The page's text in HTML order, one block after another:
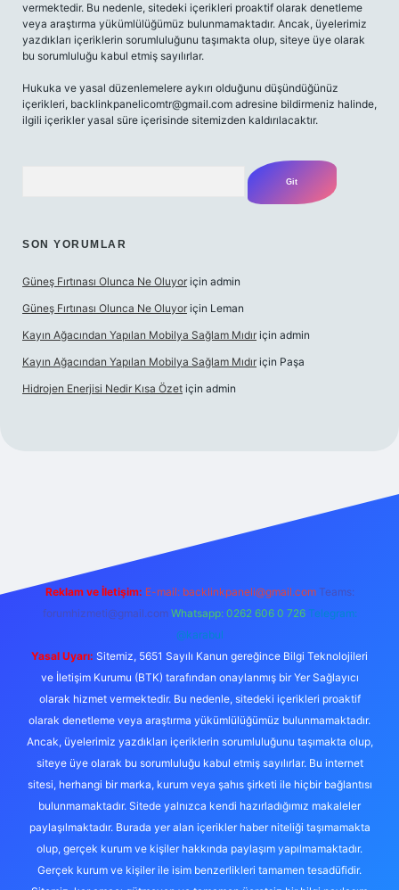
vermektedir. Bu nedenle, sitedeki içerikleri proaktif olarak denetleme
veya araştırma yükümlülüğümüz bulunmamaktadır. Ancak, üyelerimiz
yazdıkları içeriklerin sorumluluğunu taşımakta olup, siteye üye olarak
bu sorumluluğu kabul etmiş sayılırlar.
Hukuka ve yasal düzenlemelere aykırı olduğunu düşündüğünüz
içerikleri, backlinkpanelicomtr@gmail.com adresine bildirmeniz halinde,
ilgili içerikler yasal süre içerisinde sitemizden kaldırılacaktır.
SON YORUMLAR
Güneş Fırtınası Olunca Ne Oluyor için admin
Güneş Fırtınası Olunca Ne Oluyor için Leman
Kayın Ağacından Yapılan Mobilya Sağlam Mıdır için admin
Kayın Ağacından Yapılan Mobilya Sağlam Mıdır için Paşa
Hidrojen Enerjisi Nedir Kısa Özet için admin
https://
Reklam ve İletişim: E-mail: backlinkpaneli@gmail.com Teams:
forumhizmeti@gmail.com Whatsapp: 0262 606 0 726 Telegram:
@karabul
Yasal Uyarı: Sitemiz, 5651 Sayılı Kanun gereğince Bilgi Teknolojileri
ve İletişim Kurumu (BTK) tarafından onaylanmış bir Yer Sağlayıcı
olarak hizmet vermektedir. Bu nedenle, sitedeki içerikleri proaktif
olarak denetleme veya araştırma yükümlülüğümüz bulunmamaktadır.
Ancak, üyelerimiz yazdıkları içeriklerin sorumluluğunu taşımakta olup,
siteye üye olarak bu sorumluluğu kabul etmiş sayılırlar. Bu internet
sitesi, herhangi bir marka, kurum veya şahıs şirketi ile hiçbir bağlantısı
bulunmamaktadır. Sitede yalnızca kendi hazırladığımız makaleler
paylaşılmaktadır. Burada yer alan içerikler haber niteliği taşımamakta
olup, gerçek kurum ve kişiler hakkında paylaşım yapılmamaktadır.
Gerçek kurum ve kişiler ile isim benzerlikleri tamamen tesadüfidir.